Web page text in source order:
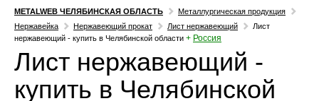
METALWEB ЧЕЛЯБИНСКАЯ ОБЛАСТЬ
Металлургическая продукция
Нержавейка
Нержавеющий прокат Лист нержавеющий
Лист
нержавеющий - купить в Челябинской области + Россия
Лист нержавеющий -
купить в Челябинской